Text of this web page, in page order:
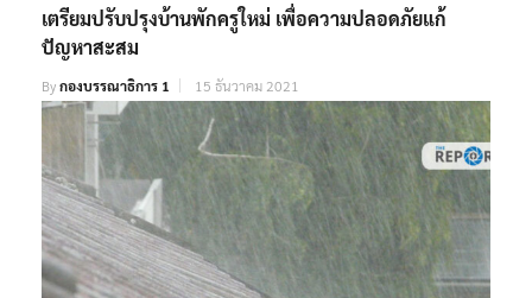
เตรียมปรับปรุงบ้านพักครูใหม่ เพื่อความปลอดภัยแก้
ปัญหาสะสม
Byกองบรรณาธิการ 1 15 ธันวาคม 2021